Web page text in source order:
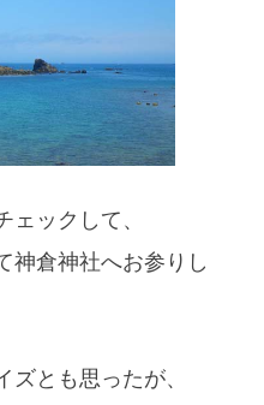
ックして、
神倉神社へお参りし
とも思ったが、